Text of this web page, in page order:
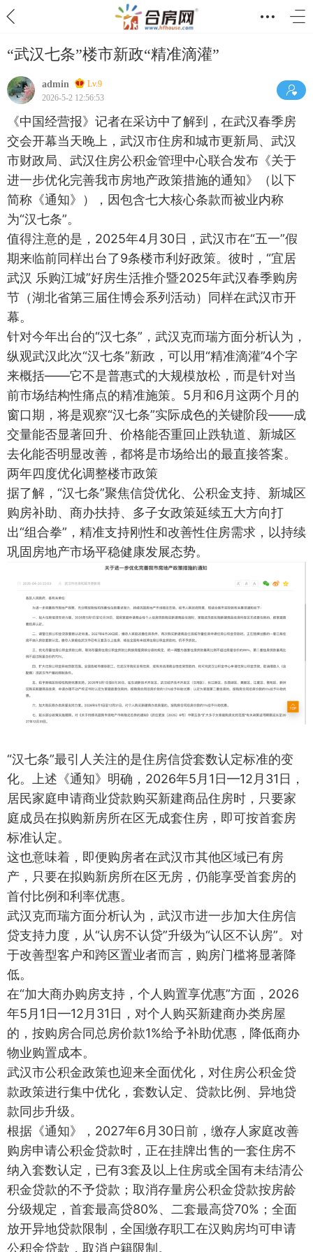
“武汉七条”楼市新政“精准滴灌”
admin
Lv.9
2026-5-2 12:56:53
《中国经营报》记者在采访中了解到，在武汉春季房
交会开幕当天晚上，武汉市住房和城市更新局、武汉
市财政局、武汉住房公积金管理中心联合发布《关于
进一步优化完善我市房地产政策措施的通知》（以下
简称《通知》），因包含七大核心条款而被业内称
为“汉七条”。
值得注意的是，2025年4月30日，武汉市在“五一”假
期来临前同样出台了9条楼市利好政策。彼时，“宜居
武汉 乐购江城”好房生活推介暨2025年武汉春季购房
节（湖北省第三届住博会系列活动）同样在武汉市开
幕。
针对今年出台的“汉七条”，武汉克而瑞方面分析认为，
纵观武汉此次“汉七条”新政，可以用“精准滴灌”4个字
来概括——它不是普惠式的大规模放松，而是针对当
前市场结构性痛点的精准施策。5月和6月这两个月的
窗口期，将是观察“汉七条”实际成色的关键阶段——成
交量能否显著回升、价格能否重回止跌轨道、新城区
去化能否明显改善，都将是市场给出的最直接答案。
两年四度优化调整楼市政策
据了解，“汉七条”聚焦信贷优化、公积金支持、新城区
购房补助、商办扶持、多子女政策延续五大方向打
出“组合拳”，精准支持刚性和改善性住房需求，以持续
巩固房地产市场平稳健康发展态势。
“汉七条”最引人关注的是住房信贷套数认定标准的变
化。上述《通知》明确，2026年5月1日—12月31日，
居民家庭申请商业贷款购买新建商品住房时，只要家
庭成员在拟购新房所在区无成套住房，即可按首套房
标准认定。
这也意味着，即便购房者在武汉市其他区域已有房
产，只要在拟购新房所在区无房，仍能享受首套房的
首付比例和利率优惠。
武汉克而瑞方面分析认为，武汉市进一步加大住房信
贷支持力度，从“认房不认贷”升级为“认区不认房”。对
于改善型客户和跨区置业者而言，购房门槛将显著降
低。
在“加大商办购房支持，个人购置享优惠”方面，2026
年5月1日—12月31日，对个人购买新建商办类房屋
的，按购房合同总房价款1%给予补助优惠，降低商办
物业购置成本。
武汉市公积金政策也迎来全面优化，对住房公积金贷
款政策进行集中优化，套数认定、贷款比例、异地贷
款同步升级。
根据《通知》，2027年6月30日前，缴存人家庭改善
购房申请公积金贷款时，正在挂牌出售的一套住房不
纳入套数认定，已有3套及以上住房或全国有未结清公
积金贷款的不予贷款；取消存量房公积金贷款按房龄
分级规定，首套最高贷80%、二套最高贷70%；全面
放开异地贷款限制，全国缴存职工在汉购房均可申请
公积金贷款，取消户籍限制。